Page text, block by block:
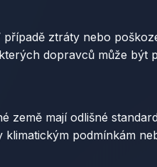
ztráty nebo
dopravců může být
země mají odlišné
podmínkám